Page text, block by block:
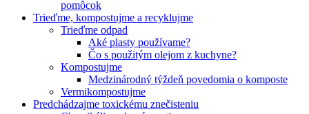
pomôcok
Trieďme, kompostujme a recyklujme
Trieďme odpad
Aké plasty používame?
Čo s použitým olejom z kuchyne?
Kompostujme
Medzinárodný týždeň povedomia o komposte
Vermikompostujme
Predchádzajme toxickému znečisteniu